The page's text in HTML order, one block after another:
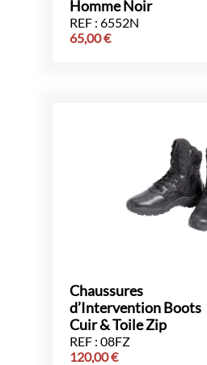
Homme Noir
REF : 6552N
65,00€
Chaussures
d’Intervention Boots
Cuir & Toile Zip
REF : 08FZ
120,00€